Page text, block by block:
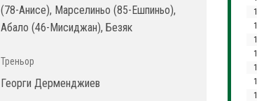
(78-Анисе), Марселиньо (85-Ешпиньо),
Абало (46-Мисиджан), Безяк
Треньор
Георги Дерменджиев